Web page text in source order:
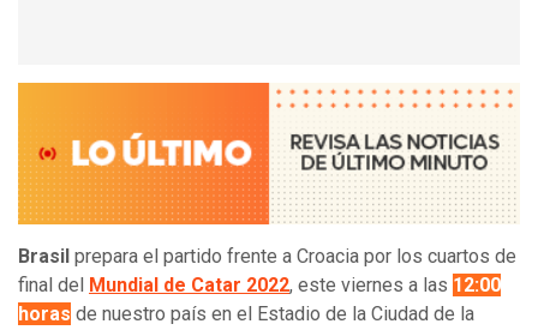
Brasil prepara el partido frente a Croacia por los cuartos de
final del
Mundial de Catar 2022, este viernes a las 12:00
horas de nuestro país en el Estadio de la Ciudad de la